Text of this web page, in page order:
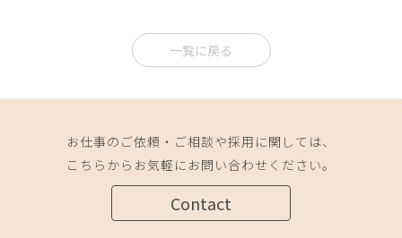
一覧に戻る
お仕事のご依頼・ご相談や採用に関しては、
こちらからお気軽にお問い合わせください。
Contact